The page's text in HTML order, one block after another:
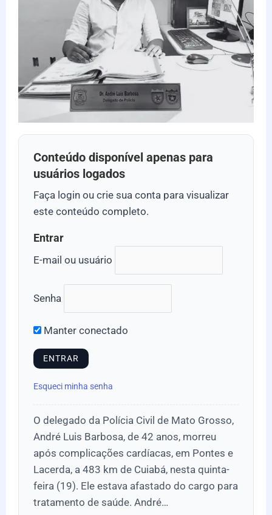
Conteúdo disponível apenas para
usuários logados
Faça login ou crie sua conta para visualizar
este conteúdo completo.
Entrar
E-mail ou usuário
Senha
Manter conectado
Esqueci minha senha
O delegado da Polícia Civil de Mato Grosso,
André Luis Barbosa, de 42 anos, morreu
após complicações cardíacas, em Pontes e
Lacerda, a 483 km de Cuiabá, nesta quinta-
feira (19). Ele estava afastado do cargo para
tratamento de saúde. André…